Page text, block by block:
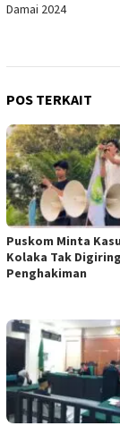
Damai 2024
POS TERKAIT
‎Puskom Minta
Kolaka Tak
Penghakiman